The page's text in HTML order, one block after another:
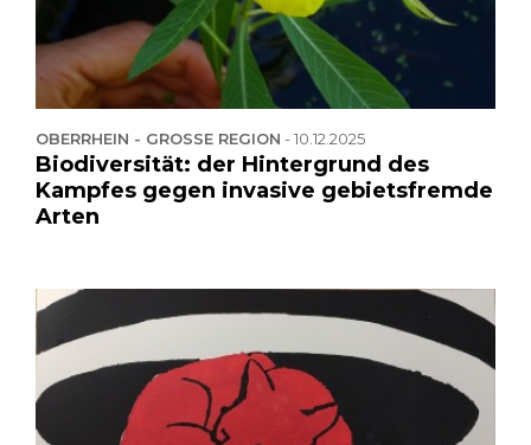
OBERRHEIN - GROSSE REGION -10.12.2025
Biodiversität: der Hintergrund des
Kampfes gegen invasive gebietsfremde
Arten